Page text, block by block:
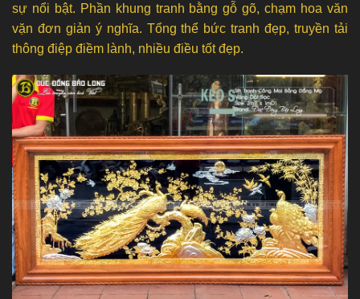
sự nổi bật. Phần khung tranh bằng gỗ gõ, chạm hoa văn
vặn đơn giản ý nghĩa. Tổng thể bức tranh đẹp, truyền tải
thông điệp điềm lành, nhiều điều tốt đẹp.